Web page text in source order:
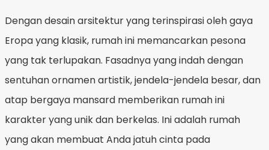
Dengan desain arsitektur yang terinspirasi oleh gaya
Eropa yang klasik, rumah ini memancarkan pesona
yang tak terlupakan. Fasadnya yang indah dengan
sentuhan ornamen artistik, jendela-jendela besar, dan
atap bergaya mansard memberikan rumah ini
karakter yang unik dan berkelas. Ini adalah rumah
yang akan membuat Anda jatuh cinta pada